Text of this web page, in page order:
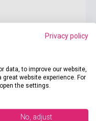
Privacy policy
data, to improve our website,
website experience. For
the settings.
No, adjust